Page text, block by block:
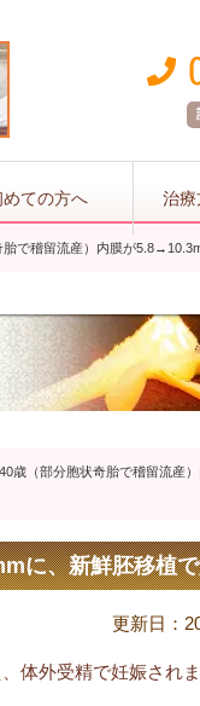
めての方へ 治療
胎で稽留流産）内膜が
40歳（部分胞状奇胎で稽留流産
に、新鮮胚移植
更新日：
体外受精で妊娠されま